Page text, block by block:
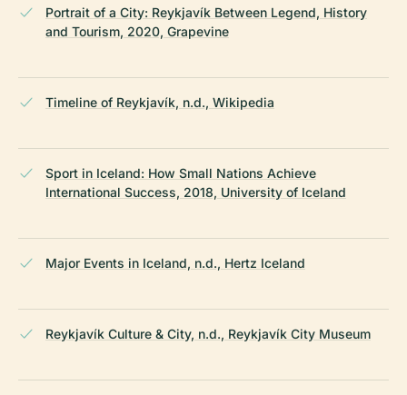
Portrait of a City: Reykjavík Between Legend, History
and Tourism, 2020, Grapevine
Timeline of Reykjavík, n.d., Wikipedia
Sport in Iceland: How Small Nations Achieve
International Success, 2018, University of Iceland
Major Events in Iceland, n.d., Hertz Iceland
Reykjavík Culture & City, n.d., Reykjavík City Museum